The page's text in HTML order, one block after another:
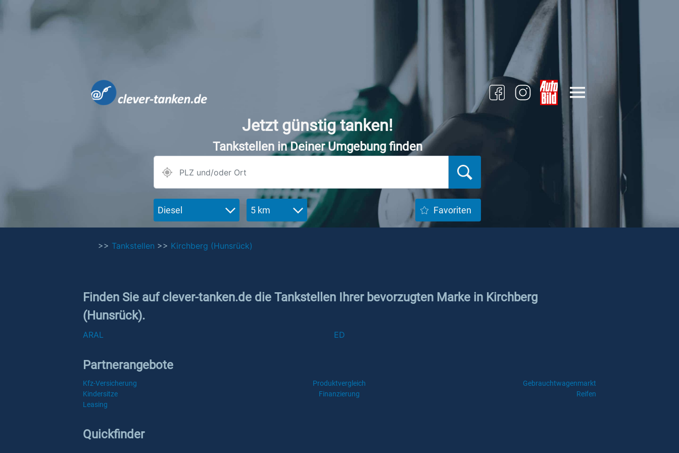
Jetzt günstig tanken!
Tankstellen in Deiner Umgebung finden
Diesel 5 km Favoriten
>> Tankstellen >> Kirchberg (Hunsrück)
Finden Sie auf clever-tanken.de die Tankstellen Ihrer bevorzugten Marke in Kirchberg
(Hunsrück).
ARAL ED
Partnerangebote
Kfz-Versicherung Produktvergleich
Gebrauchtwagenmarkt
Kindersitze
Finanzierung
Reifen
Leasing
Quickfinder